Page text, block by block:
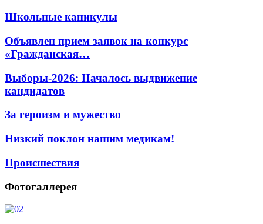
Школьные каникулы
Объявлен прием заявок на конкурс
«Гражданская…
Выборы-2026: Началось выдвижение
кандидатов
За героизм и мужество
Низкий поклон нашим медикам!
Происшествия
Фотогаллерея